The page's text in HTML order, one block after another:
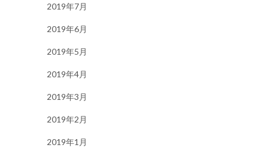
2019年7月
2019年6月
2019年5月
2019年4月
2019年3月
2019年2月
2019年1月